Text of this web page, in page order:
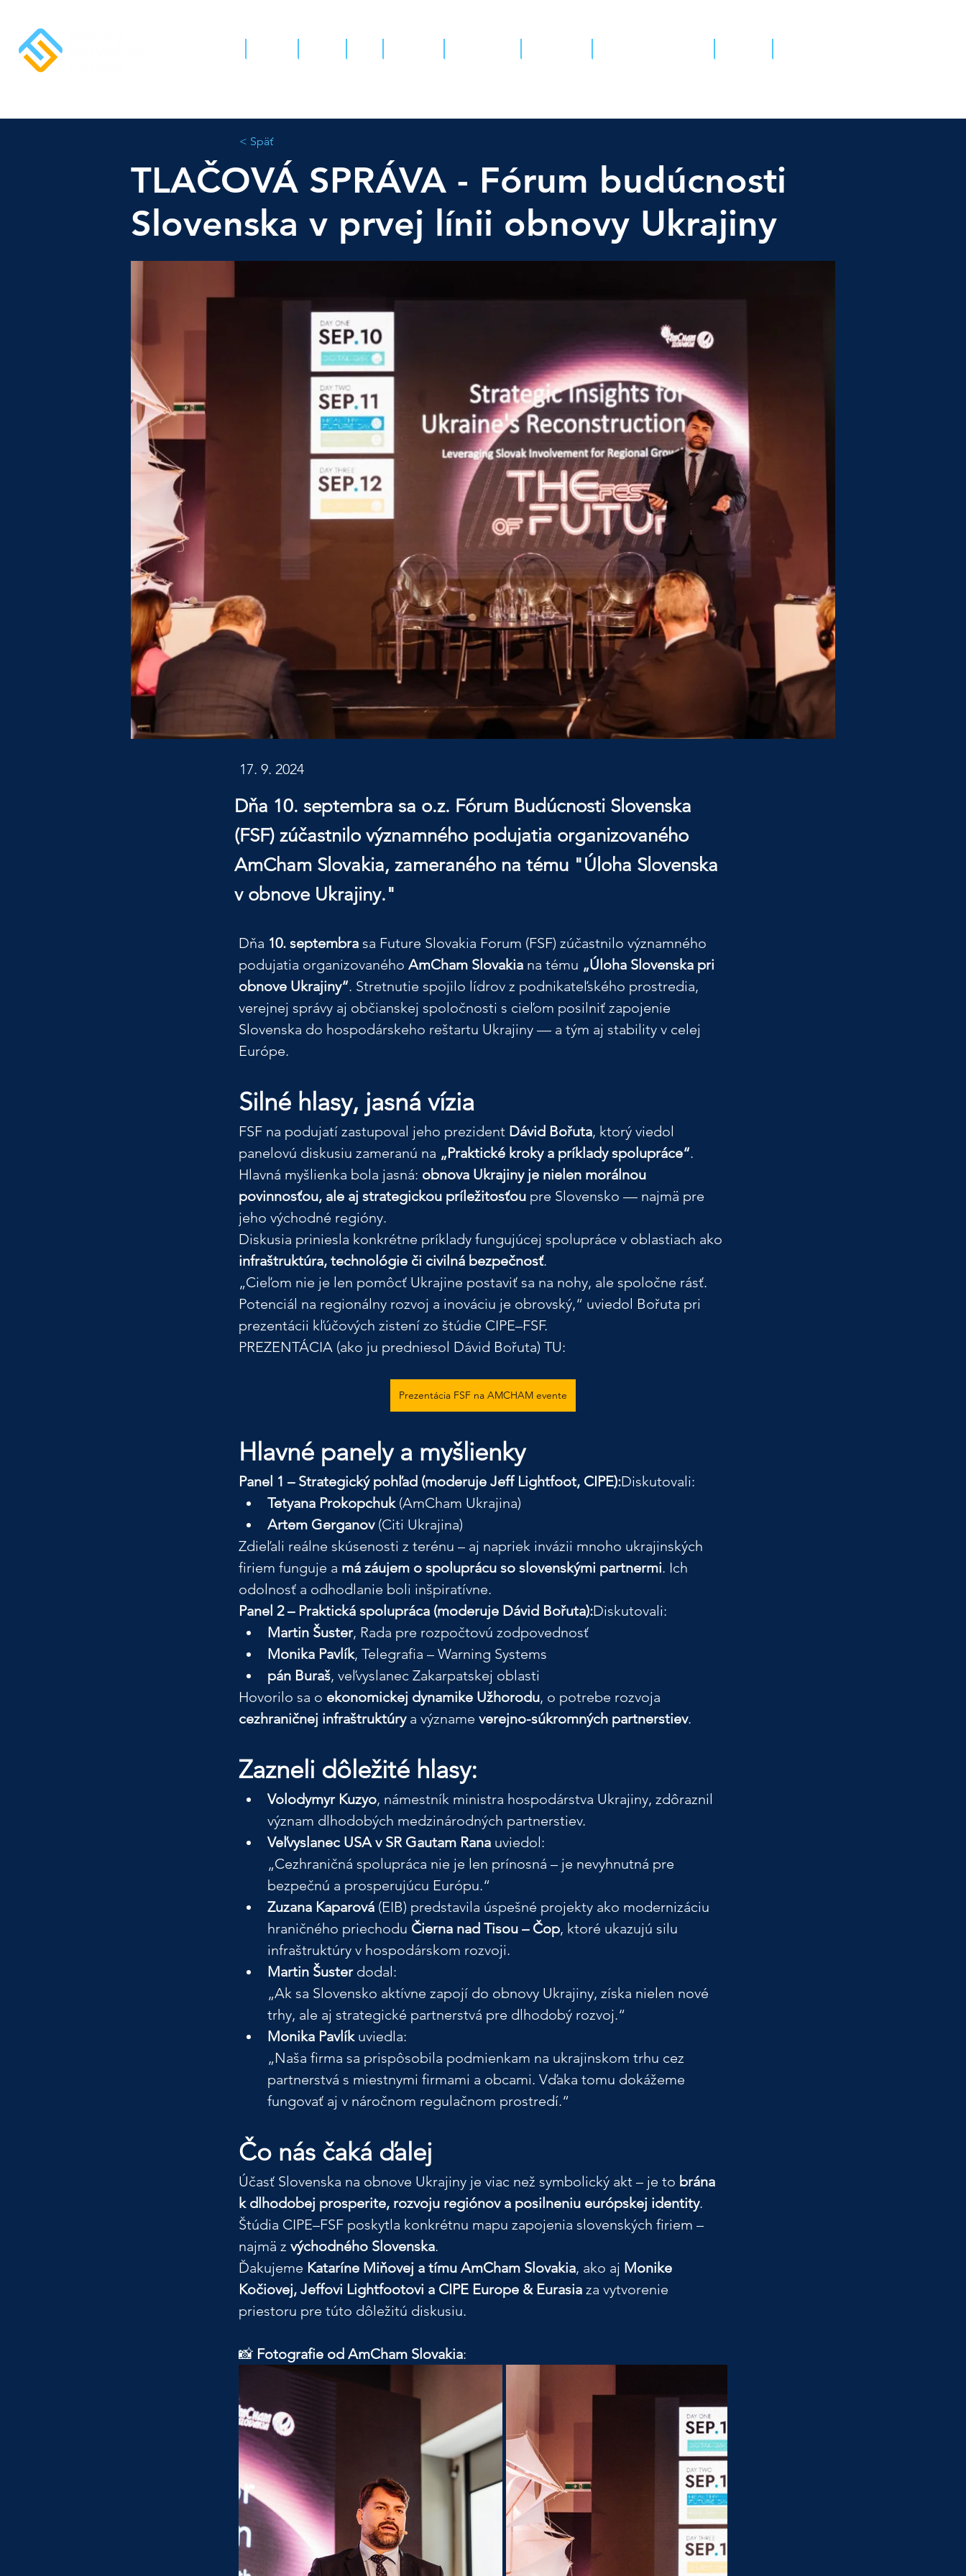
< Späť
TLAČOVÁ SPRÁVA - Fórum budúcnosti
Slovenska v prvej línii obnovy Ukrajiny
17. 9. 2024
Dňa 10. septembra sa o.z. Fórum Budúcnosti Slovenska
(FSF) zúčastnilo významného podujatia organizovaného
AmCham Slovakia, zameraného na tému "Úloha Slovenska
v obnove Ukrajiny."
Dňa 10. septembra sa Future Slovakia Forum (FSF) zúčastnilo významného
podujatia organizovaného AmCham Slovakia na tému „Úloha Slovenska pri
obnove Ukrajiny“. Stretnutie spojilo lídrov z podnikateľského prostredia,
verejnej správy aj občianskej spoločnosti s cieľom posilniť zapojenie
Slovenska do hospodárskeho reštartu Ukrajiny — a tým aj stability v celej
Európe.
Silné hlasy, jasná vízia
FSF na podujatí zastupoval jeho prezident Dávid Bořuta, ktorý viedol
panelovú diskusiu zameranú na „Praktické kroky a príklady spolupráce“.
Hlavná myšlienka bola jasná: obnova Ukrajiny je nielen morálnou
povinnosťou, ale aj strategickou príležitosťou pre Slovensko — najmä pre
jeho východné regióny.
Diskusia priniesla konkrétne príklady fungujúcej spolupráce v oblastiach ako
infraštruktúra, technológie či civilná bezpečnosť.
„Cieľom nie je len pomôcť Ukrajine postaviť sa na nohy, ale spoločne rásť.
Potenciál na regionálny rozvoj a inováciu je obrovský,“ uviedol Bořuta pri
prezentácii kľúčových zistení zo štúdie CIPE–FSF.
PREZENTÁCIA (ako ju predniesol Dávid Bořuta) TU:
Prezentácia FSF na AMCHAM evente
Hlavné panely a myšlienky
Panel 1 – Strategický pohľad (moderuje Jeff Lightfoot, CIPE):Diskutovali:
Tetyana Prokopchuk (AmCham Ukrajina)
Artem Gerganov (Citi Ukrajina)
Zdieľali reálne skúsenosti z terénu – aj napriek invázii mnoho ukrajinských
firiem funguje a má záujem o spoluprácu so slovenskými partnermi. Ich
odolnosť a odhodlanie boli inšpiratívne.
Panel 2 – Praktická spolupráca (moderuje Dávid Bořuta):Diskutovali:
Martin Šuster, Rada pre rozpočtovú zodpovednosť
Monika Pavlík, Telegrafia – Warning Systems
pán Buraš, veľvyslanec Zakarpatskej oblasti
Hovorilo sa o ekonomickej dynamike Užhorodu, o potrebe rozvoja
cezhraničnej infraštruktúry a význame verejno-súkromných partnerstiev.
Zazneli dôležité hlasy:
Volodymyr Kuzyo, námestník ministra hospodárstva Ukrajiny, zdôraznil
význam dlhodobých medzinárodných partnerstiev.
Veľvyslanec USA v SR Gautam Rana uviedol:
„Cezhraničná spolupráca nie je len prínosná – je nevyhnutná pre
bezpečnú a prosperujúcu Európu.“
Zuzana Kaparová (EIB) predstavila úspešné projekty ako modernizáciu
hraničného priechodu Čierna nad Tisou – Čop, ktoré ukazujú silu
infraštruktúry v hospodárskom rozvoji.
Martin Šuster dodal:
„Ak sa Slovensko aktívne zapojí do obnovy Ukrajiny, získa nielen nové
trhy, ale aj strategické partnerstvá pre dlhodobý rozvoj.“
Monika Pavlík uviedla:
„Naša firma sa prispôsobila podmienkam na ukrajinskom trhu cez
partnerstvá s miestnymi firmami a obcami. Vďaka tomu dokážeme
fungovať aj v náročnom regulačnom prostredí.“
Čo nás čaká ďalej
Účasť Slovenska na obnove Ukrajiny je viac než symbolický akt – je to brána
k dlhodobej prosperite, rozvoju regiónov a posilneniu európskej identity.
Štúdia CIPE–FSF poskytla konkrétnu mapu zapojenia slovenských firiem –
najmä z východného Slovenska.
Ďakujeme Kataríne Miňovej a tímu AmCham Slovakia, ako aj Monike
Kočiovej, Jeffovi Lightfootovi a CIPE Europe & Eurasia za vytvorenie
priestoru pre túto dôležitú diskusiu.
📸 Fotografie od AmCham Slovakia: